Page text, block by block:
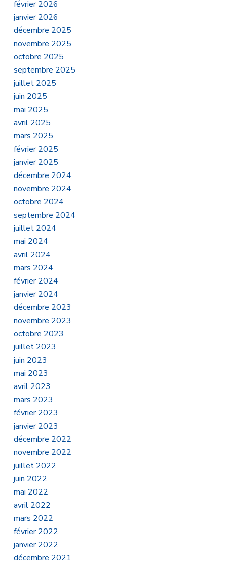
février 2026
janvier 2026
décembre 2025
novembre 2025
octobre 2025
septembre 2025
juillet 2025
juin 2025
mai 2025
avril 2025
mars 2025
février 2025
janvier 2025
décembre 2024
novembre 2024
octobre 2024
septembre 2024
juillet 2024
mai 2024
avril 2024
mars 2024
février 2024
janvier 2024
décembre 2023
novembre 2023
octobre 2023
juillet 2023
juin 2023
mai 2023
avril 2023
mars 2023
février 2023
janvier 2023
décembre 2022
novembre 2022
juillet 2022
juin 2022
mai 2022
avril 2022
mars 2022
février 2022
janvier 2022
décembre 2021